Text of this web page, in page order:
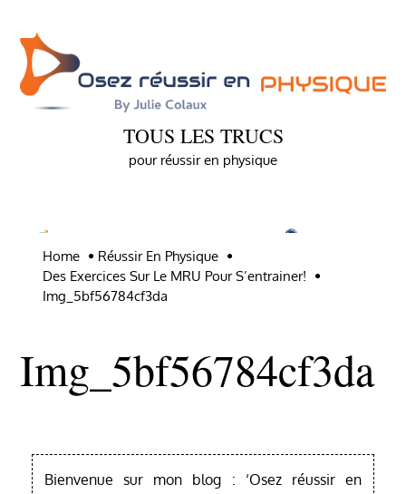
content
TOUS LES TRUCS
pour réussir en physique
Home
Réussir En Physique
Des Exercices Sur Le MRU Pour S’entrainer!
Img_5bf56784cf3da
Img_5bf56784cf3da
Bienvenue sur mon blog : ‘Osez réussir en